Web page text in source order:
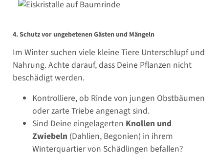
4. Schutz vor ungebetenen Gästen und Mängeln
Im Winter suchen viele kleine Tiere Unterschlupf und
Nahrung. Achte darauf, dass Deine Pflanzen nicht
beschädigt werden.
Kontrolliere, ob Rinde von jungen Obstbäumen
oder zarte Triebe angenagt sind.
Sind Deine eingelagerten Knollen und
Zwiebeln (Dahlien, Begonien) in ihrem
Winterquartier von Schädlingen befallen?